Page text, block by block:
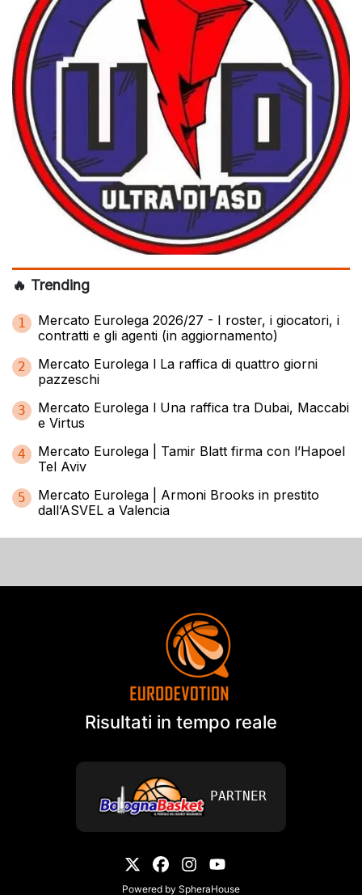
🔥 Trending
1
Mercato Eurolega 2026/27 - I roster, i giocatori, i
contratti e gli agenti (in aggiornamento)
2
Mercato Eurolega l La raffica di quattro giorni
pazzeschi
3
Mercato Eurolega l Una raffica tra Dubai, Maccabi
e Virtus
4
Mercato Eurolega | Tamir Blatt firma con l’Hapoel
Tel Aviv
5
Mercato Eurolega | Armoni Brooks in prestito
dall’ASVEL a Valencia
Risultati in tempo reale
PARTNER
Powered by SpheraHouse